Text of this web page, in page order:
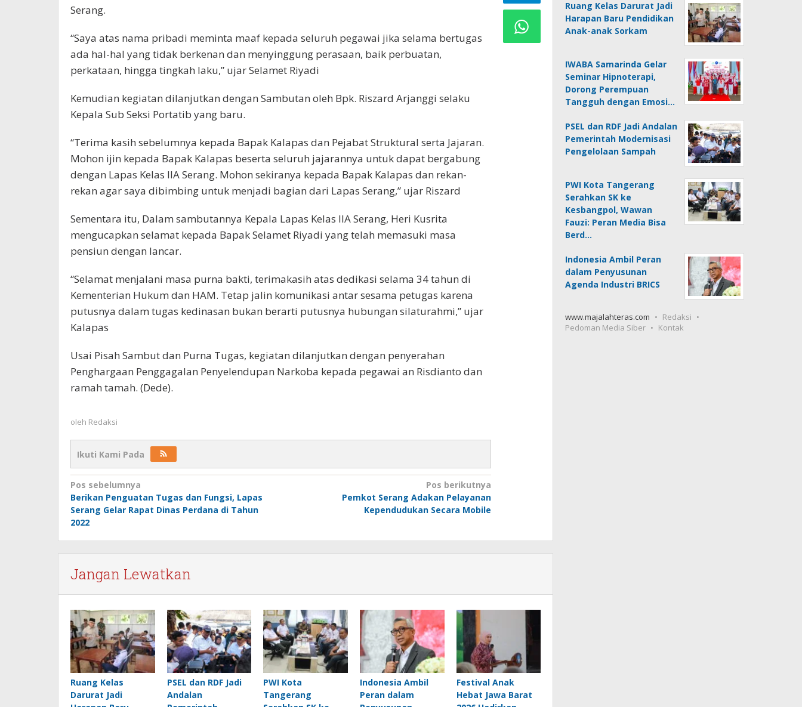
Serang.
“Saya atas nama pribadi meminta maaf kepada seluruh pegawai jika selama bertugas
ada hal-hal yang tidak berkenan dan menyinggung perasaan, baik perbuatan,
perkataan, hingga tingkah laku,” ujar Selamet Riyadi
Kemudian kegiatan dilanjutkan dengan Sambutan oleh Bpk. Riszard Arjanggi selaku
Kepala Sub Seksi Portatib yang baru.
“Terima kasih sebelumnya kepada Bapak Kalapas dan Pejabat Struktural serta Jajaran.
Mohon ijin kepada Bapak Kalapas beserta seluruh jajarannya untuk dapat bergabung
dengan Lapas Kelas IIA Serang. Mohon sekiranya kepada Bapak Kalapas dan rekan-
rekan agar saya dibimbing untuk menjadi bagian dari Lapas Serang,” ujar Riszard
Sementara itu, Dalam sambutannya Kepala Lapas Kelas IIA Serang, Heri Kusrita
mengucapkan selamat kepada Bapak Selamet Riyadi yang telah memasuki masa
pensiun dengan lancar.
“Selamat menjalani masa purna bakti, terimakasih atas dedikasi selama 34 tahun di
Kementerian Hukum dan HAM. Tetap jalin komunikasi antar sesama petugas karena
putusnya dalam tugas kedinasan bukan berarti putusnya hubungan silaturahmi,” ujar
Kalapas
Usai Pisah Sambut dan Purna Tugas, kegiatan dilanjutkan dengan penyerahan
Penghargaan Penggagalan Penyelendupan Narkoba kepada pegawai an Risdianto dan
ramah tamah. (Dede).
oleh Redaksi
Ikuti Kami Pada
Navigasi
pos
Pos sebelumnya
Berikan Penguatan Tugas dan Fungsi, Lapas
Serang Gelar Rapat Dinas Perdana di Tahun
2022
Pos berikutnya
Pemkot Serang Adakan Pelayanan
Kependudukan Secara Mobile
Jangan Lewatkan
Ruang Kelas
Darurat Jadi
PSEL dan RDF Jadi
Andalan
PWI Kota
Tangerang
Indonesia Ambil
Peran dalam
Festival Anak
Hebat Jawa Barat
Ruang Kelas Darurat Jadi
Harapan Baru Pendidikan
Anak-anak Sorkam
IWABA Samarinda Gelar
Seminar Hipnoterapi,
Dorong Perempuan
Tangguh dengan Emosi…
PSEL dan RDF Jadi Andalan
Pemerintah Modernisasi
Pengelolaan Sampah
PWI Kota Tangerang
Serahkan SK ke
Kesbangpol, Wawan
Fauzi: Peran Media Bisa
Berd…
Indonesia Ambil Peran
dalam Penyusunan
Agenda Industri BRICS
www.majalahteras.com
Redaksi
Pedoman Media Siber
Kontak